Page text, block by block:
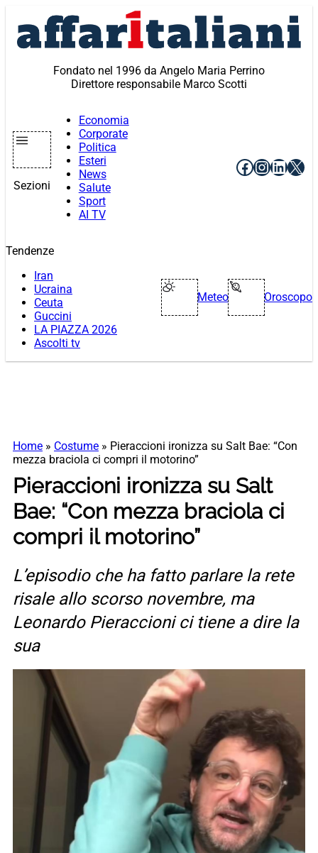
contenuto
Fondato nel 1996 da Angelo Maria Perrino
Direttore responsabile Marco Scotti
Sezioni
Economia
Corporate
Politica
Esteri
News
Salute
Sport
AI TV
Facebook
X
Tendenze
Iran
Ucraina
Ceuta
Guccini
LA PIAZZA 2026
Ascolti tv
Meteo Oroscopo
Home » Costume » Pieraccioni ironizza su Salt Bae: “Con
mezza braciola ci compri il motorino”
Pieraccioni ironizza su Salt
Bae: “Con mezza braciola ci
compri il motorino”
L’episodio che ha fatto parlare la rete
risale allo scorso novembre, ma
Leonardo Pieraccioni ci tiene a dire la
sua